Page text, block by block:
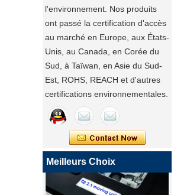
l'environnement. Nos produits
ont passé la certification d'accès
au marché en Europe, aux États-
Unis, au Canada, en Corée du
Sud, à Taïwan, en Asie du Sud-
Est, ROHS, REACH et d'autres
certifications environnementales.
Meilleurs Choix